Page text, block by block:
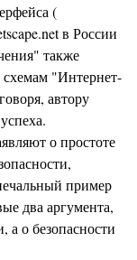
(
в России
также
"Интернет-
автору
о простоте
пример
два аргумента,
а о безопасности